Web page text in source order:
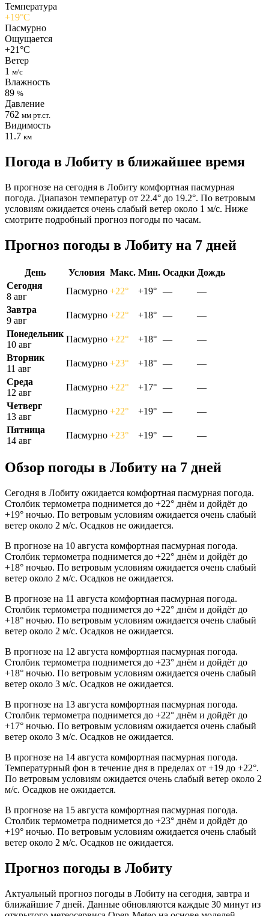
Температура
+19°C
Пасмурно
Ощущается
+21°C
Ветер
1 м/с
Влажность
89 %
Давление
762 мм рт.ст.
Видимость
11.7 км
Погода в Лобиту в ближайшее время
В прогнозе на сегодня в Лобиту комфортная пасмурная
погода. Диапазон температур от 22.4° до 19.2°. По ветровым
условиям ожидается очень слабый ветер около 1 м/с. Ниже
смотрите подробный прогноз погоды по часам.
Прогноз погоды в Лобиту на 7 дней
День Условия Макс. Мин. Осадки Дождь
Сегодня
8 авг
Пасмурно +22° +19° —
—
Завтра
9 авг
Пасмурно +22° +18° —
—
Понедельник
10 авг
Пасмурно +22° +18° —
—
Вторник
11 авг
Пасмурно +23° +18° —
—
Среда
12 авг
Пасмурно +22° +17° —
—
Четверг
13 авг
Пасмурно +22° +19° —
—
Пятница
14 авг
Пасмурно +23° +19° — —
Обзор погоды в Лобиту на 7 дней
Сегодня в Лобиту ожидается комфортная пасмурная погода.
Столбик термометра поднимется до +22° днём и дойдёт до
+19° ночью. По ветровым условиям ожидается очень слабый
ветер около 2 м/с. Осадков не ожидается.
В прогнозе на 10 августа комфортная пасмурная погода.
Столбик термометра поднимется до +22° днём и дойдёт до
+18° ночью. По ветровым условиям ожидается очень слабый
ветер около 2 м/с. Осадков не ожидается.
В прогнозе на 11 августа комфортная пасмурная погода.
Столбик термометра поднимется до +22° днём и дойдёт до
+18° ночью. По ветровым условиям ожидается очень слабый
ветер около 2 м/с. Осадков не ожидается.
В прогнозе на 12 августа комфортная пасмурная погода.
Столбик термометра поднимется до +23° днём и дойдёт до
+18° ночью. По ветровым условиям ожидается очень слабый
ветер около 3 м/с. Осадков не ожидается.
В прогнозе на 13 августа комфортная пасмурная погода.
Столбик термометра поднимется до +22° днём и дойдёт до
+17° ночью. По ветровым условиям ожидается очень слабый
ветер около 3 м/с. Осадков не ожидается.
В прогнозе на 14 августа комфортная пасмурная погода.
Температурный фон в течение дня в пределах от +19 до +22°.
По ветровым условиям ожидается очень слабый ветер около 2
м/с. Осадков не ожидается.
В прогнозе на 15 августа комфортная пасмурная погода.
Столбик термометра поднимется до +23° днём и дойдёт до
+19° ночью. По ветровым условиям ожидается очень слабый
ветер около 2 м/с. Осадков не ожидается.
Прогноз погоды в Лобиту
Актуальный прогноз погоды в Лобиту на сегодня, завтра и
ближайшие 7 дней. Данные обновляются каждые 30 минут из